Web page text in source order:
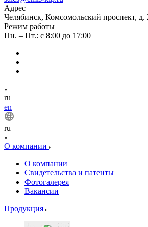
Адрес
Челябинск, Комсомольский проспект, д.
Режим работы
Пн. – Пт.: с 8:00 до 17:00
ru
en
ru
О компании
О компании
Свидетельства и патенты
Фотогалерея
Вакансии
Продукция